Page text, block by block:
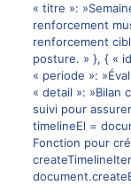
« titre »:
renforcement
renforcement
posture. » }, { «
« periode »:
« detail »: »Bilan
suivi pour
timelineEl =
Fonction pour